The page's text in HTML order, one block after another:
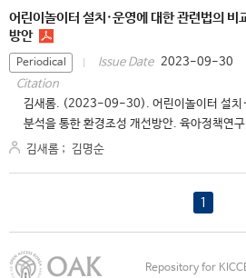
어린이놀이터 설치·운영에 대한 관련법의 비
방안
Periodical Issue Date 2023-09-30
Citation
김새롬. (2023-09-30). 어린이놀이터 설치·
분석을 통한 환경조성 개선방안. 육아정책
김새롬 ; 김명순
1
Repository for